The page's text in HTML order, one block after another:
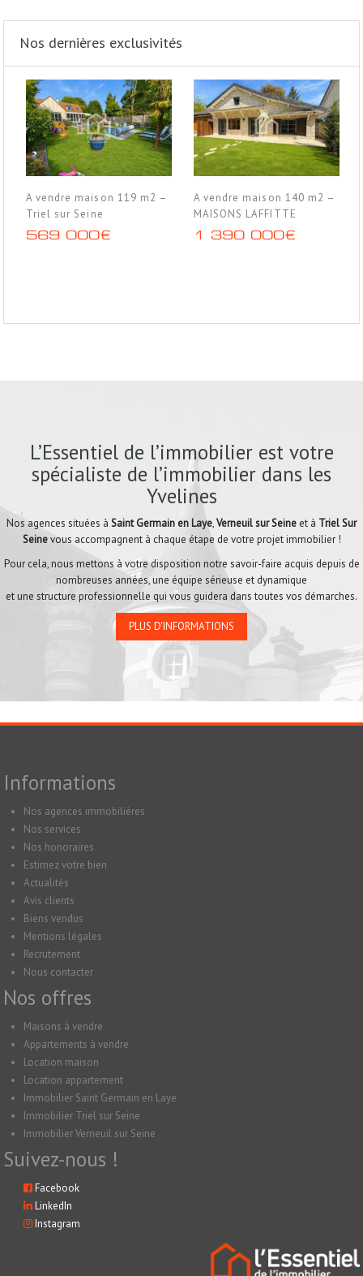
Nos dernières exclusivités
A vendre maison 119 m2 –
Triel sur Seine
569 000€
A vendre maison 140 m2 –
MAISONS LAFFITTE
1 390 000€
L’Essentiel de l’immobilier est votre
spécialiste de l’immobilier dans les
Yvelines
Nos agences situées à Saint Germain en Laye,Verneuil sur Seine et à Triel Sur
Seinevous accompagnent à chaque étape de votre projet immobilier !
Pour cela, nous mettons à votre disposition notre savoir-faire acquis depuis de
nombreuses années, une équipe sérieuse et dynamique
et une structure professionnelle qui vous guidera dans toutes vos démarches.
PLUS D'INFORMATIONS
Informations
Nos agences immobilières
Nos services
Nos honoraires
Estimez votre bien
Actualités
Avis clients
Biens vendus
Mentions légales
Recrutement
Nous contacter
Nos offres
Maisons à vendre
Appartements à vendre
Location maison
Location appartement
Immobilier Saint Germain en Laye
Immobilier Triel sur Seine
Immobilier Verneuil sur Seine
Suivez-nous !
Facebook
LinkedIn
Instagram